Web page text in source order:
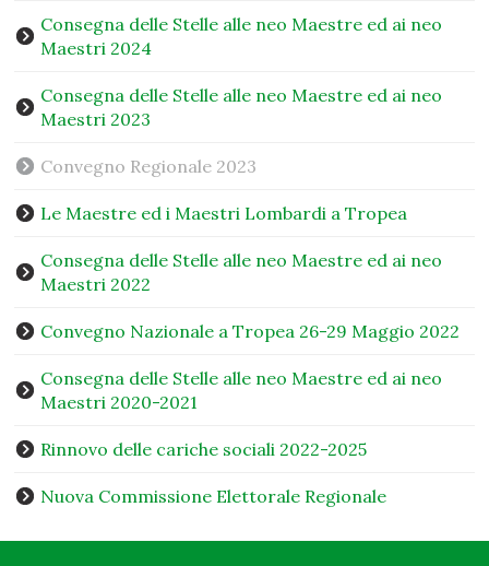
Consegna delle Stelle alle neo Maestre ed ai neo
Maestri 2024
Consegna delle Stelle alle neo Maestre ed ai neo
Maestri 2023
Convegno Regionale 2023
Le Maestre ed i Maestri Lombardi a Tropea
Consegna delle Stelle alle neo Maestre ed ai neo
Maestri 2022
Convegno Nazionale a Tropea 26-29 Maggio 2022
Consegna delle Stelle alle neo Maestre ed ai neo
Maestri 2020-2021
Rinnovo delle cariche sociali 2022-2025
Nuova Commissione Elettorale Regionale